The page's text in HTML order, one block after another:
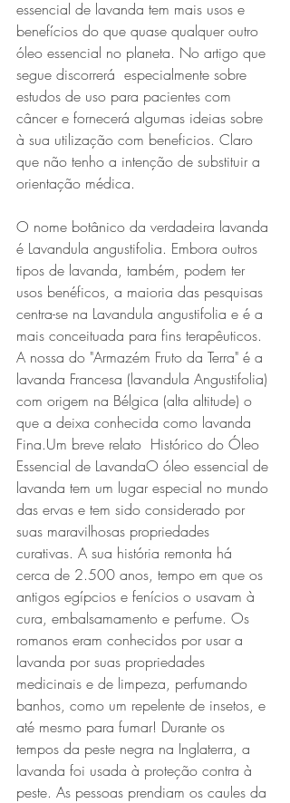
essencial de lavanda tem mais usos e
benefícios do que quase qualquer outro
óleo essencial no planeta. No artigo que
segue discorrerá  especialmente sobre
estudos de uso para pacientes com
câncer e fornecerá algumas ideias sobre
à sua utilização com beneficios. Claro
que não tenho a intenção de substituir a
orientação médica.
O nome botânico da verdadeira lavanda
é Lavandula angustifolia. Embora outros
tipos de lavanda, também, podem ter
usos benéficos, a maioria das pesquisas
centra-se na Lavandula angustifolia e é a
mais conceituada para fins terapêuticos.
A nossa do "Armazém Fruto da Terra" é a
lavanda Francesa (lavandula Angustifolia)
com origem na Bélgica (alta altitude) o
que a deixa conhecida como lavanda
Fina.Um breve relato  Histórico do Óleo
Essencial de LavandaO óleo essencial de
lavanda tem um lugar especial no mundo
das ervas e tem sido considerado por
suas maravilhosas propriedades
curativas. A sua história remonta há
cerca de 2.500 anos, tempo em que os
antigos egípcios e fenícios o usavam à
cura, embalsamamento e perfume. Os
romanos eram conhecidos por usar a
lavanda por suas propriedades
medicinais e de limpeza, perfumando
banhos, como um repelente de insetos, e
até mesmo para fumar! Durante os
tempos da peste negra na Inglaterra, a
lavanda foi usada à proteção contra à
peste. As pessoas prendiam os caules da